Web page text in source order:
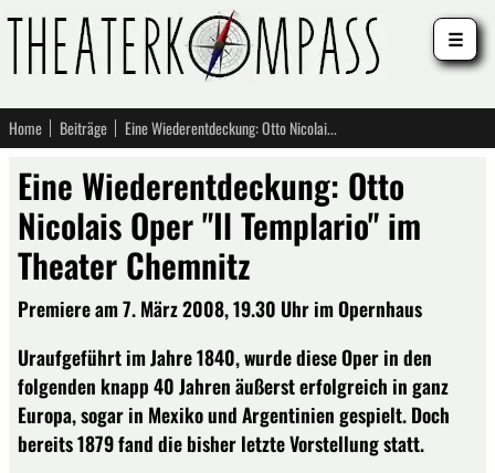
Home Beiträge Eine Wiederentdeckung: Otto Nicolais Oper "Il Templario" im Theater Chemnitz
Eine Wiederentdeckung: Otto
Nicolais Oper "Il Templario" im
Theater Chemnitz
Premiere am 7. März 2008, 19.30 Uhr im Opernhaus
Uraufgeführt im Jahre 1840, wurde diese Oper in den
folgenden knapp 40 Jahren äußerst erfolgreich in ganz
Europa, sogar in Mexiko und Argentinien gespielt. Doch
bereits 1879 fand die bisher letzte Vorstellung statt.
☰